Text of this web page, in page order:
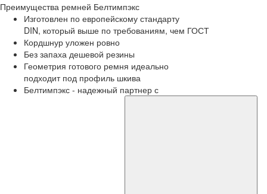
Преимущества ремней Белтимпэкс
Изготовлен по европейскому стандарту
DIN, который выше по требованиям, чем ГОСТ
Кордшнур уложен ровно
Без запаха дешевой резины
Геометрия готового ремня идеально
подходит под профиль шкива
Белтимпэкс - надежный партнер с